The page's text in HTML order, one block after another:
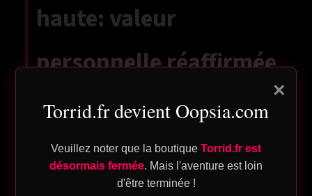
haute: valeur
personnelle réaffirmée
Quand on est trahi, c’est l’ego qui prend
remettre ses priorités au centre. On se
souvient de ce qu’on mérite — du
×
Torrid.fr devient Oopsia.com
Veuillez noter que la boutique Torrid.fr est
désormais fermée. Mais l'aventure est loin
d'être terminée !